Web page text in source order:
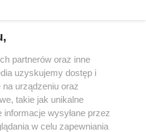
nie może być powielany i
w jakikolwiek sposób (w
na jakimkolwiek polu
włącznie z umieszczaniem w
praw. Jakiekolwiek użycie lub
w części z naruszeniem prawa,
pod groźbą kary i może być
partnerów oraz inne
uzyskujemy dostęp i
urządzeniu oraz
takie jak unikalne
wysyłane przez
w celu zapewniania